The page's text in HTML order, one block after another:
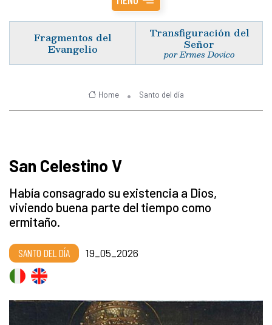
Fragmentos del
Evangelio
Transfiguración del
Señor
por Ermes Dovico
Home Santo del día
San Celestino V
Había consagrado su existencia a Dios,
viviendo buena parte del tiempo como
ermitaño.
SANTO DEL DÍA 19_05_2026